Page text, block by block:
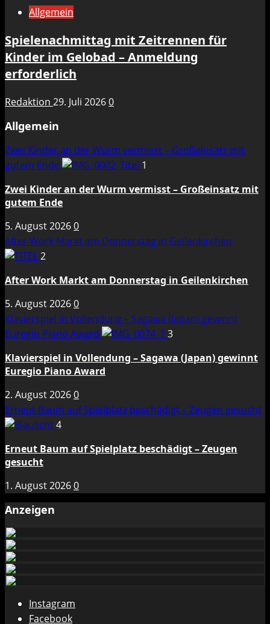
Allgemein
Spielenachmittag mit Zeitrennen für
Kinder im Gelobad – Anmeldung
erforderlich
Redaktion 29. Juli 20260
Allgemein
Zwei Kinder an der Wurm vermisst – Großeinsatz mit
gutem Ende
1
Zwei Kinder an der Wurm vermisst – Großeinsatz mit
gutem Ende
5. August 20260
After Work Markt am Donnerstag in Geilenkirchen
2
After Work Markt am Donnerstag in Geilenkirchen
5. August 20260
Klavierspiel in Vollendung – Sagawa (Japan) gewinnt
Euregio Piano Award
3
Klavierspiel in Vollendung – Sagawa (Japan) gewinnt
Euregio Piano Award
2. August 20260
Erneut Baum auf Spielplatz beschädigt – Zeugen gesucht
4
Erneut Baum auf Spielplatz beschädigt – Zeugen
gesucht
1. August 20260
Anzeigen
Instagram
Facebook